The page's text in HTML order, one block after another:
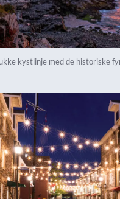
kystlinje med de historiske